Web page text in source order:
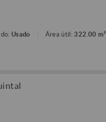
Usado Área útil: 322.00 m²